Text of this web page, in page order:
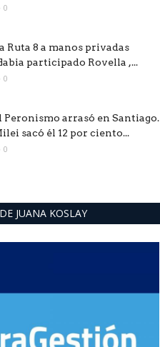
0
Ruta 8 a manos privadas
participado Rovella ,...
0
Peronismo arrasó en Santiago.
sacó él 12 por ciento...
0
JUANA KOSLAY